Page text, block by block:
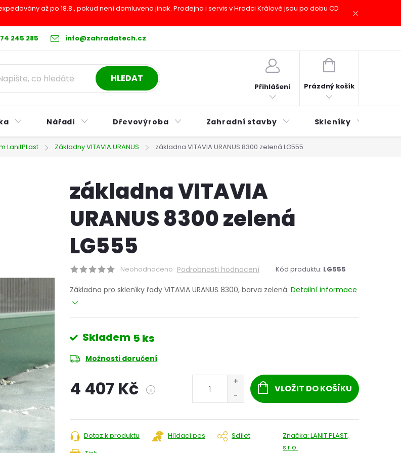
až po 18.8., pokud není domluveno jinak. Prodejna i servis v Hradci Králové jsou po dobu CD
245 285 info@zahradatech.cz
Reklamační řád Postup při nákupu na splátky ESSOX
HLEDAT
Přihlášení
NÁKUPNÍ
Prázdný košík
Nářadí Dřevovýroba Zahradní stavby Skleníky
LanitPLast Základny VITAVIA URANUS základna VITAVIA URANUS 8300 zelená LG555
základna VITAVIA
URANUS 8300 zelená
LG555
Neohodnoceno Podrobnosti hodnocení Kód produktu: LG555
Základna pro skleníky řady VITAVIA URANUS 8300, barva zelená. Detailní informace
Skladem 5 ks
Možnosti doručení
4 407 Kč i VLOŽIT DO KOŠÍKU
Dotaz k produktu Hlídací pes Sdílet Značka:LANIT PLAST,
s.r.o.